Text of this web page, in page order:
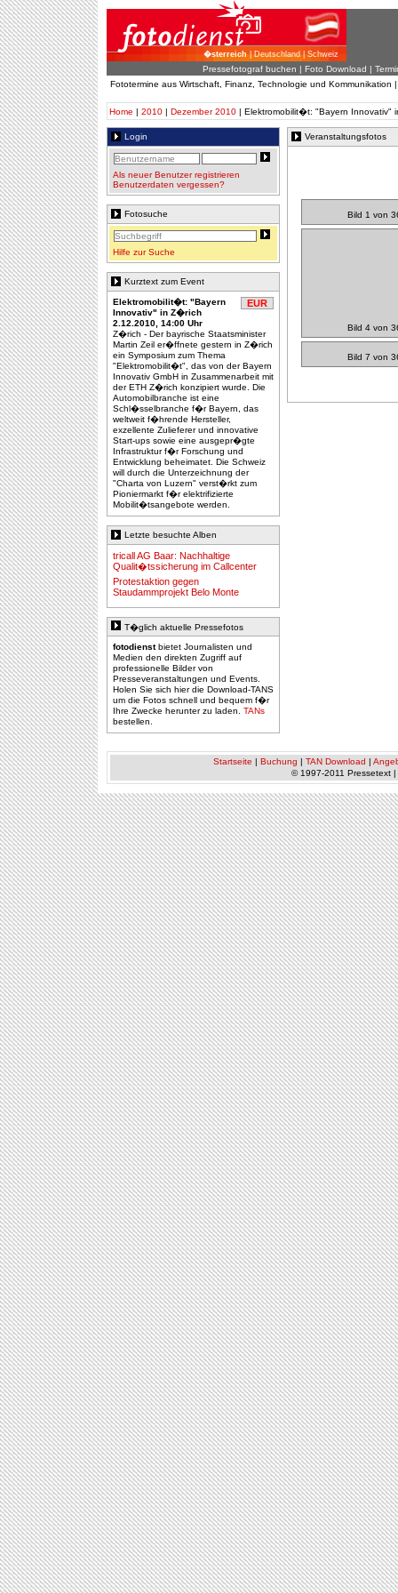
�sterreich| Deutschland | Schweiz
Pressefotograf buchen | Foto Download |
Fototermine aus Wirtschaft, Finanz, Technologie und Kommunikation
Home | 2010 | Dezember 2010 | Elektromobilit�t: "Bayern Innovativ"
Login
Als neuer Benutzer registrieren
Benutzerdaten vergessen?
Fotosuche
Hilfe zur Suche
Kurztext zum Event
EUR
Elektromobilit�t: "Bayern
Innovativ" in Z�rich
2.12.2010, 14:00 Uhr
Z�rich - Der bayrische Staatsminister
Martin Zeil er�ffnete gestern in Z�rich
ein Symposium zum Thema
"Elektromobilit�t", das von der Bayern
Innovativ GmbH in Zusammenarbeit mit
der ETH Z�rich konzipiert wurde. Die
Automobilbranche ist eine
Schl�sselbranche f�r Bayern, das
weltweit f�hrende Hersteller,
exzellente Zulieferer und innovative
Start-ups sowie eine ausgepr�gte
Infrastruktur f�r Forschung und
Entwicklung beheimatet. Die Schweiz
will durch die Unterzeichnung der
"Charta von Luzern" verst�rkt zum
Pioniermarkt f�r elektrifizierte
Mobilit�tsangebote werden.
Letzte besuchte Alben
tricall AG Baar: Nachhaltige
Qualit�tssicherung im Callcenter
Protestaktion gegen
Staudammprojekt Belo Monte
T�glich aktuelle Pressefotos
fotodienstbietet Journalisten und
Medien den direkten Zugriff auf
professionelle Bilder von
Presseveranstaltungen und Events.
Holen Sie sich hier die Download-TANS
um die Fotos schnell und bequem f�r
Ihre Zwecke herunter zu laden. TANs
bestellen.
Veranstaltungsfotos
Bild 1 von
Bild 4 von
Bild 7 von
Startseite | Buchung | TAN Download |
© 1997-2011 Pressetext